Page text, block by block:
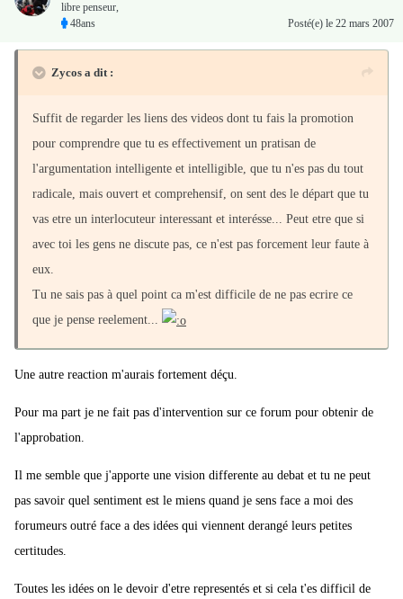
libre penseur,
48ans
Posté(e) le 22 mars 2007
Zycos a dit :
Suffit de regarder les liens des videos dont tu fais la promotion
pour comprendre que tu es effectivement un pratisan de
l'argumentation intelligente et intelligible, que tu n'es pas du tout
radicale, mais ouvert et comprehensif, on sent des le départ que tu
vas etre un interlocuteur interessant et interésse... Peut etre que si
avec toi les gens ne discute pas, ce n'est pas forcement leur faute à
eux.
Tu ne sais pas à quel point ca m'est difficile de ne pas ecrire ce
que je pense reelement...
Une autre reaction m'aurais fortement déçu.
Pour ma part je ne fait pas d'intervention sur ce forum pour obtenir de
l'approbation.
Il me semble que j'apporte une vision differente au debat et tu ne peut
pas savoir quel sentiment est le miens quand je sens face a moi des
forumeurs outré face a des idées qui viennent derangé leurs petites
certitudes.
Toutes les idées on le devoir d'etre representés et si cela t'es difficil de